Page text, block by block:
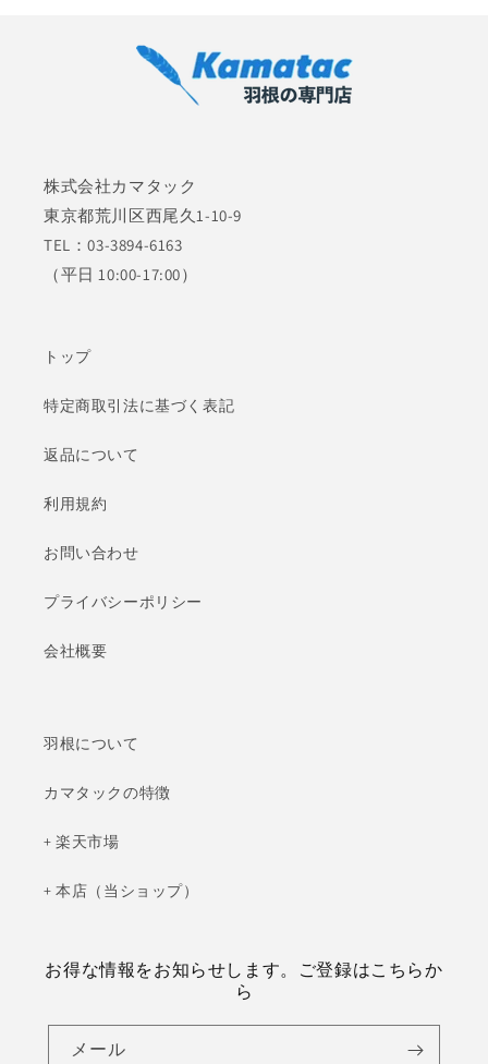
株式会社カマタック
東京都荒川区西尾久1-10-9
TEL：03-3894-6163
（平日 10:00-17:00）
トップ
特定商取引法に基づく表記
返品について
利用規約
お問い合わせ
プライバシーポリシー
会社概要
羽根について
カマタックの特徴
+ 楽天市場
+ 本店（当ショップ）
お得な情報をお知らせします。ご登録はこちらか
ら
メール